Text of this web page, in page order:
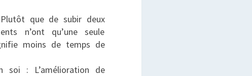
que de subir deux
n’ont qu’une seule
moins de temps de
soi : L’amélioration de